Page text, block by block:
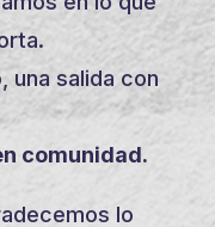
una salida con
comunidad.
lo